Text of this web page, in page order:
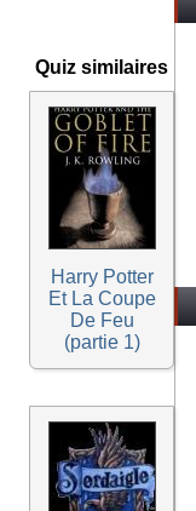
Quiz similaires
Harry Potter
Et La Coupe
De Feu
(partie 1)